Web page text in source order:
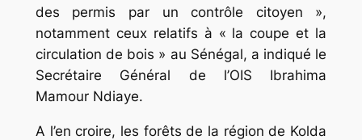
des permis par un contrôle citoyen »,
notamment ceux relatifs à « la coupe et la
circulation de bois » au Sénégal, a indiqué le
Secrétaire Général de l’OIS Ibrahima
Mamour Ndiaye.
A l’en croire, les forêts de la région de Kolda